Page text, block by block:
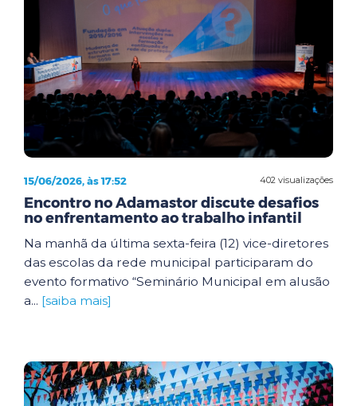
402 visualizações
15/06/2026, às 17:52
Encontro no Adamastor discute desafios
no enfrentamento ao trabalho infantil
Na manhã da última sexta-feira (12) vice-diretores
das escolas da rede municipal participaram do
evento formativo “Seminário Municipal em alusão
a... [saiba mais]